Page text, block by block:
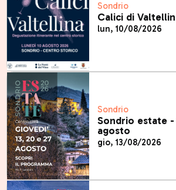
Sondrio
Calici di
lun, 10/08/2026
Sondrio
Sondrio estate -
agosto
gio, 13/08/2026